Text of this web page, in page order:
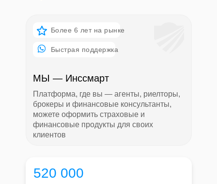
Более 6 лет на рынке
Быстрая поддержка
МЫ — Инссмарт
Платформа, где вы — агенты, риелторы,
брокеры и финансовые консультанты,
можете оформить страховые и
финансовые продукты для своих
клиентов
520 000